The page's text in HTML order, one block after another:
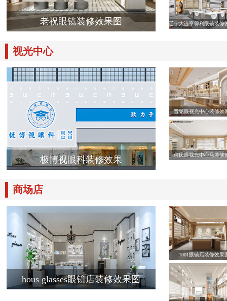
老祝眼镜装修效果图 辽宁大连亨得利眼镜装修
视光中心
极博视眼科装修效果
晋铭眼视光中心装修效
何氏眼视光中心店装修
商场店
hous glasses眼镜店装修效果图
1001眼镜店装修效果